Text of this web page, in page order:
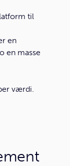
til
en
en masse
værdi.